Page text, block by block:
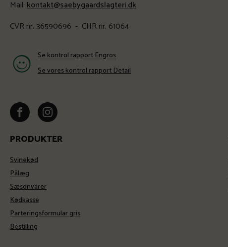
Mail:kontakt@saebygaardslagteri.dk
CVR nr. 36590696 - CHR nr. 61064
Se kontrol rapport Engros
Se vores kontrol rapport Detail
PRODUKTER
Svinekød
Pålæg
Sæsonvarer
Kødkasse
Parteringsformular gris
Bestilling